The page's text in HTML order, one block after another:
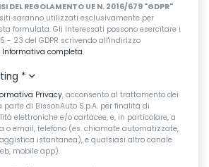
DEL REGOLAMENTO UE N. 2016/679 "GDPR"
saranno utilizzati esclusivamente per
formulata. Gli Interessati possono esercitare i
- 23 del GDPR scrivendo all'indirizzo
Informativa completa.
*
Privacy, acconsento al trattamento dei
di BissonAuto S.p.A. per finalità di
elettroniche e/o cartacee, e, in particolare, a
o email, telefono (es. chiamate automatizzate,
istantanea), e qualsiasi altro canale
mobile app).